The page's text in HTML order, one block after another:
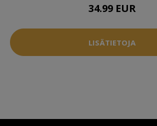
34.99 EUR
LISÄTIETOJA